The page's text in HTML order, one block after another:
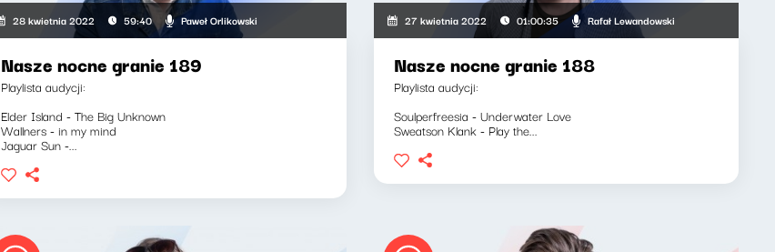
28 kwietnia 2022 59:40 Paweł Orlikowski
Nasze nocne granie 189
Playlista audycji:
Elder Island - The Big Unknown
Wallners - in my mind
Jaguar Sun -...
27 kwietnia 2022 01:00:35 Rafał Lewandowski
Nasze nocne granie 188
Playlista audycji:
Soulperfreesia - Underwater Love
Sweatson Klank - Play the...